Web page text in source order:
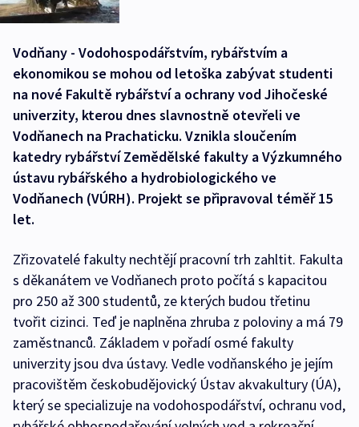
Vodňany - Vodohospodářstvím, rybářstvím a
ekonomikou se mohou od letoška zabývat studenti
na nové Fakultě rybářství a ochrany vod Jihočeské
univerzity, kterou dnes slavnostně otevřeli ve
Vodňanech na Prachaticku. Vznikla sloučením
katedry rybářství Zemědělské fakulty a Výzkumného
ústavu rybářského a hydrobiologického ve
Vodňanech (VÚRH). Projekt se připravoval téměř 15
let.
Zřizovatelé fakulty nechtějí pracovní trh zahltit. Fakulta
s děkanátem ve Vodňanech proto počítá s kapacitou
pro 250 až 300 studentů, ze kterých budou třetinu
tvořit cizinci. Teď je naplněna zhruba z poloviny a má 79
zaměstnanců. Základem v pořadí osmé fakulty
univerzity jsou dva ústavy. Vedle vodňanského je jejím
pracovištěm českobudějovický Ústav akvakultury (ÚA),
který se specializuje na vodohospodářství, ochranu vod,